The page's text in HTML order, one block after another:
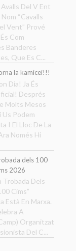
Avalls Del V Ent
Nom “Cavalls
Vent” Prové
Com
Banderes
Que Es C...
la kamicei!!!
Dia! Ja És
Després
Molts Mesos
Us Podem
I El Lloc De La
Només Hi
dels 100
2026
Trobada Dels
Cims”
Està En Marxa.
A
Organitzat
Del C...